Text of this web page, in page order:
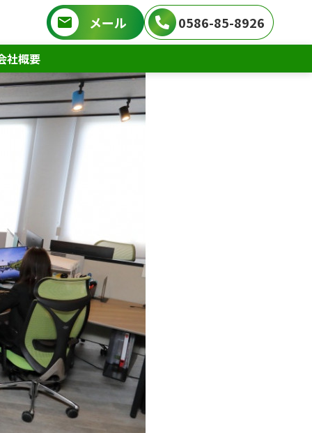
メール 0586-85-8926
社概要